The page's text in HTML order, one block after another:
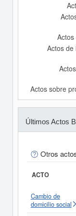
Actos de
Actos sobre
Últimos Actos
Otros
ACTO
Cambio de
domicilio social